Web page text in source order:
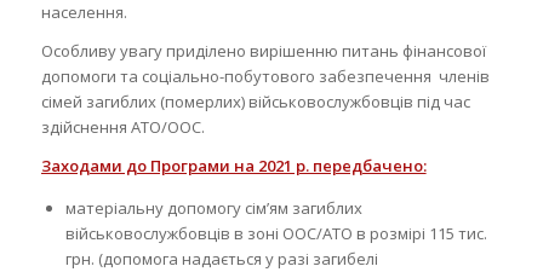
населення.
Особливу увагу приділено вирішенню питань фінансової
допомоги та соціально-побутового забезпечення членів
сімей загиблих (померлих) військовослужбовців під час
здійснення АТО/ООС.
Заходами до Програми на 2021 р. передбачено:
матеріальну допомогу сім’ям загиблих
військовослужбовців в зоні ООС/АТО в розмірі 115 тис.
грн. (допомога надається у разі загибелі